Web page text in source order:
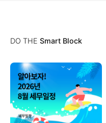
DO THE Smart Block